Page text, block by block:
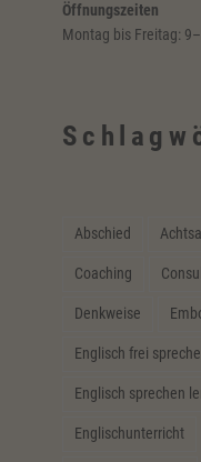
Öffnungszeiten
Montag bis Freitag:
Abschied
Coaching
Denkweise
Englisch frei
Englisch sprechen
Englischunterricht